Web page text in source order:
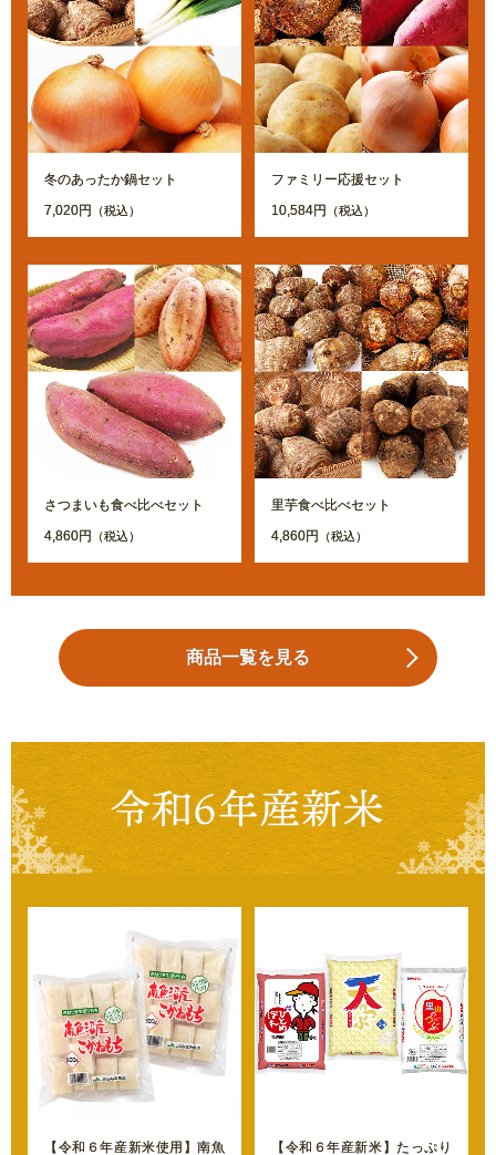
冬のあったか鍋セット
7,020円
（税込）
ファミリー応援セット
10,584円
（税込）
さつまいも食べ比べセット
4,860円
（税込）
里芋食べ比べセット
4,860円
（税込）
商品一覧を見る
【令和６年産新米使用】南魚 【令和６年産新米】たっぷり